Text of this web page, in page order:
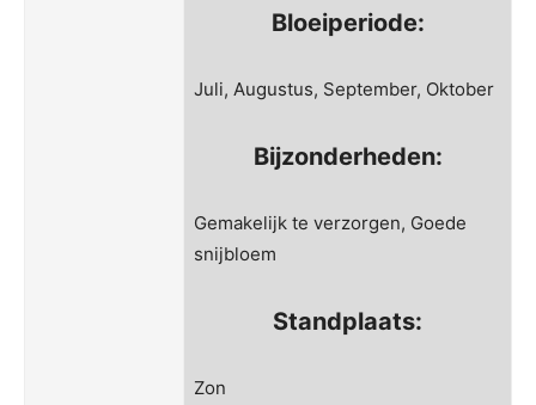
Bloeiperiode:
Juli, Augustus, September, Oktober
Bijzonderheden:
Gemakelijk te verzorgen, Goede
snijbloem
Standplaats:
Zon